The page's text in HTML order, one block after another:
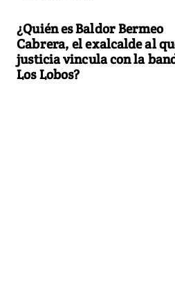
¿Quién es Baldor Bermeo
Cabrera, el exalcalde al
justicia vincula con la
Los Lobos?